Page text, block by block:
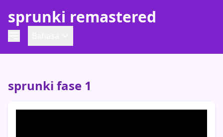
sprunki remastered
sprunki fase 1